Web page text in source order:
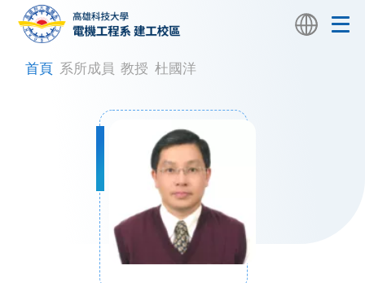
首頁 系所成員 教授 杜國洋